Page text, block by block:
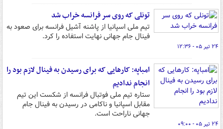
تونلی که روی سر فرانسه خراب شد
تیم ملی اسپانیا از پاشنه آشیل فرانسه برای صعود به
فینال جام جهانی نهایت استفاده را کرد.
۲۴ تیر ۰۵ - ۱۲:۳۶
امباپه: کارهایی که برای رسیدن به فینال لازم بود را
انجام ندادیم
ستاره تیم ملی فوتبال فرانسه از شکست این تیم
مقابل اسپانیا و ناکامی در رسیدن به فینال جام
جهانی ناراحت است.
۲۴ تیر ۰۵ - ۰۹:۰۰